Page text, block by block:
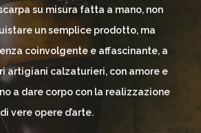
su misura fatta a mano, non
un semplice prodotto, ma
coinvolgente e affascinante, a
artigiani calzaturieri, con amore e
a dare corpo con la realizzazione
di vere opere d’arte.